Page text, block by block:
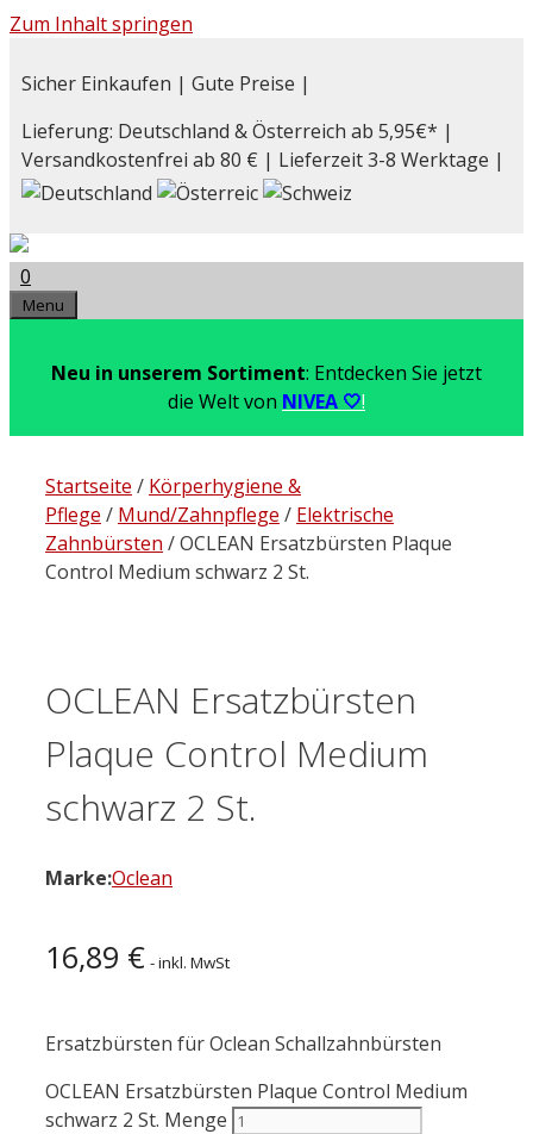
Zum Inhalt springen
Sicher Einkaufen | Gute Preise |
Lieferung: Deutschland & Österreich ab 5,95€* |
Versandkostenfrei ab 80 € | Lieferzeit 3-8 Werktage |
0
Menu
Neu in unserem Sortiment: Entdecken Sie jetzt
die Welt von NIVEA 🤍!
Startseite / Körperhygiene &
Pflege / Mund/Zahnpflege / Elektrische
Zahnbürsten / OCLEAN Ersatzbürsten Plaque
Control Medium schwarz 2 St.
OCLEAN Ersatzbürsten
Plaque Control Medium
schwarz 2 St.
Marke:Oclean
16,89 € - inkl. MwSt
Ersatzbürsten für Oclean Schallzahnbürsten
OCLEAN Ersatzbürsten Plaque Control Medium
schwarz 2 St. Menge